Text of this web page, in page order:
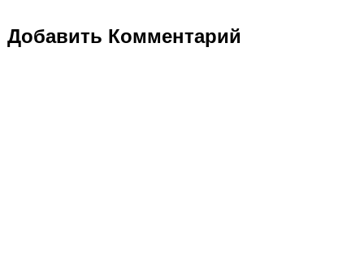
Добавить Комментарий